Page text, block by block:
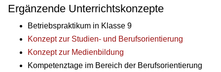
Ergänzende Unterrichtskonzepte
Betriebspraktikum in Klasse 9
Konzept zur Studien- und Berufsorientierung
Konzept zur Medienbildung
Kompetenztage im Bereich der Berufsorientierung